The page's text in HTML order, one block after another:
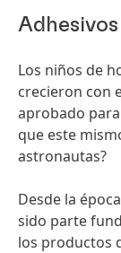
Los niños de
crecieron con
aprobado
que este
astronautas?
Desde la
sido parte
los productos